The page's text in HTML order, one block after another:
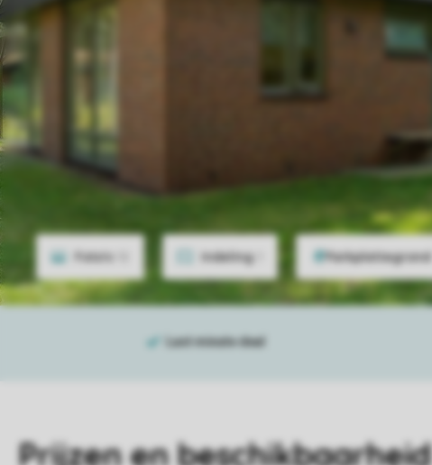
Foto's Indeling
Prijzen en beschikbaarheid